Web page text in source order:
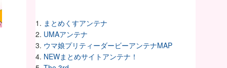
まとめくすアンテナ
UMAアンテナ
ウマ娘プリティーダービーアンテナMAP
NEWまとめサイトアンテナ！